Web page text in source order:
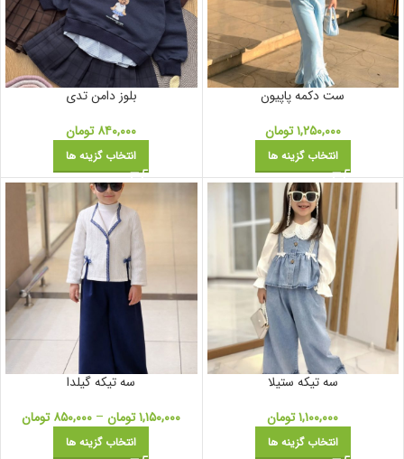
ست دکمه پاپیون
۱,۲۵۰,۰۰۰تومان
انتخاب گزینه ها
بلوز دامن تدی
۸۴۰,۰۰۰ تومان
انتخاب گزینه ها
سه‌ تیکه ستیلا
۱,۱۰۰,۰۰۰تومان
انتخاب گزینه ها
سه تیکه گیلدا
۱,۱۵۰,۰۰۰تومان – ۸۵۰,۰۰۰ تومان
انتخاب گزینه ها